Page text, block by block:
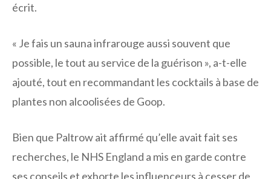
écrit.
« Je fais un sauna infrarouge aussi souvent que
possible, le tout au service de la guérison », a-t-elle
ajouté, tout en recommandant les cocktails à base de
plantes non alcoolisées de Goop.
Bien que Paltrow ait affirmé qu’elle avait fait ses
recherches, le NHS England a mis en garde contre
ses conseils et exhorte les influenceurs à cesser de